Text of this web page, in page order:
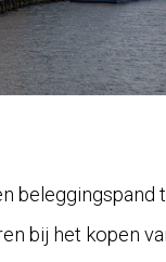
beleggingspand
bij het kopen